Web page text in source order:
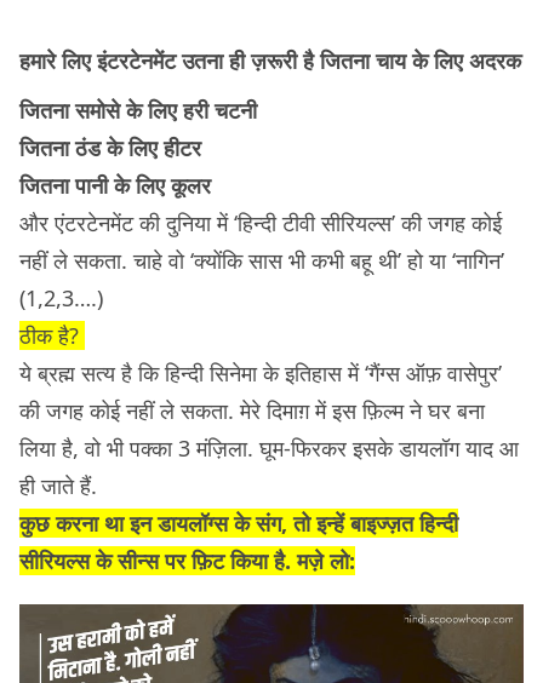
हमारे लिए इंटरटेनमेंट उतना ही ज़रूरी है जितना चाय के लिए अदरक
जितना समोसे के लिए हरी चटनी
जितना ठंड के लिए हीटर
जितना पानी के लिए कूलर
और एंटरटेनमेंट की दुनिया में ‘हिन्दी टीवी सीरियल्स’ की जगह कोई
नहीं ले सकता. चाहे वो ‘क्योंकि सास भी कभी बहू थी’ हो या ‘नागिन’
(1,2,3….)
ठीक है?
ये ब्रह्म सत्य है कि हिन्दी सिनेमा के इतिहास में ‘गैंग्स ऑफ़ वासेपुर’
की जगह कोई नहीं ले सकता. मेरे दिमाग़ में इस फ़िल्म ने घर बना
लिया है, वो भी पक्का 3 मंज़िला. घूम-फिरकर इसके डायलॉग याद आ
ही जाते हैं.
कुछ करना था इन डायलॉग्स के संग, तो इन्हें बाइज्ज़त हिन्दी
सीरियल्स के सीन्स पर फ़िट किया है. मज़े लो: